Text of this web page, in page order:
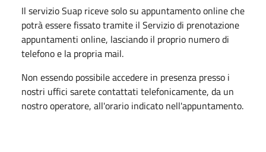
Il servizio Suap riceve solo su appuntamento online che
potrà essere fissato tramite il Servizio di prenotazione
appuntamenti online, lasciando il proprio numero di
telefono e la propria mail.
Non essendo possibile accedere in presenza presso i
nostri uffici sarete contattati telefonicamente, da un
nostro operatore, all'orario indicato nell'appuntamento.